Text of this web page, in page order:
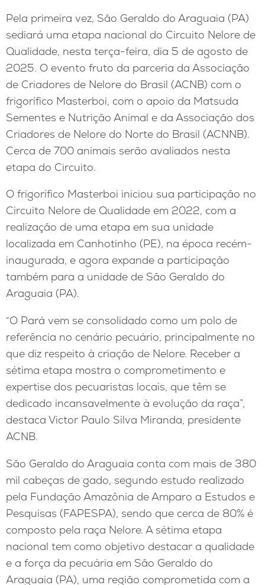
Pela primeira vez, São Geraldo do Araguaia (PA)
sediará uma etapa nacional do Circuito Nelore de
Qualidade, nesta terça-feira, dia 5 de agosto de
2025. O evento fruto da parceria da Associação
de Criadores de Nelore do Brasil (ACNB) com o
frigorífico Masterboi, com o apoio da Matsuda
Sementes e Nutrição Animal e da Associação dos
Criadores de Nelore do Norte do Brasil (ACNNB).
Cerca de 700 animais serão avaliados nesta
etapa do Circuito.
O frigorífico Masterboi iniciou sua participação no
Circuito Nelore de Qualidade em 2022, com a
realização de uma etapa em sua unidade
localizada em Canhotinho (PE), na época recém-
inaugurada, e agora expande a participação
também para a unidade de São Geraldo do
Araguaia (PA).
“O Pará vem se consolidado como um polo de
referência no cenário pecuário, principalmente no
que diz respeito à criação de Nelore. Receber a
sétima etapa mostra o comprometimento e
expertise dos pecuaristas locais, que têm se
dedicado incansavelmente à evolução da raça”,
destaca Victor Paulo Silva Miranda, presidente
ACNB.
São Geraldo do Araguaia conta com mais de 380
mil cabeças de gado, segundo estudo realizado
pela Fundação Amazônia de Amparo a Estudos e
Pesquisas (FAPESPA), sendo que cerca de 80% é
composto pela raça Nelore. A sétima etapa
nacional tem como objetivo destacar a qualidade
e a força da pecuária em São Geraldo do
Araguaia (PA), uma região comprometida com a